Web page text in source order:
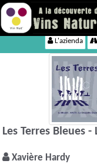
L'azienda
Les Terres Bleues -
Xavière Hardy